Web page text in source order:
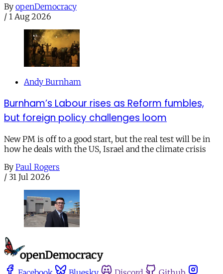
By openDemocracy
/ 1 Aug 2026
Andy Burnham
Burnham’s Labour rises as Reform fumbles,
but foreign policy challenges loom
New PM is off to a good start, but the real test will be in
how he deals with the US, Israel and the climate crisis
By Paul Rogers
/ 31 Jul 2026